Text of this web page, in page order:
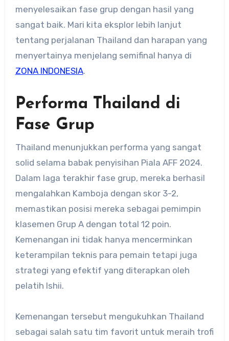
menyelesaikan fase grup dengan hasil yang
sangat baik. Mari kita eksplor lebih lanjut
tentang perjalanan Thailand dan harapan yang
menyertainya menjelang semifinal hanya di
ZONA INDONESIA.
Performa Thailand di
Fase Grup
Thailand menunjukkan performa yang sangat
solid selama babak penyisihan Piala AFF 2024.
Dalam laga terakhir fase grup, mereka berhasil
mengalahkan Kamboja dengan skor 3-2,
memastikan posisi mereka sebagai pemimpin
klasemen Grup A dengan total 12 poin.
Kemenangan ini tidak hanya mencerminkan
keterampilan teknis para pemain tetapi juga
strategi yang efektif yang diterapkan oleh
pelatih Ishii.
Kemenangan tersebut mengukuhkan Thailand
sebagai salah satu tim favorit untuk meraih trofi